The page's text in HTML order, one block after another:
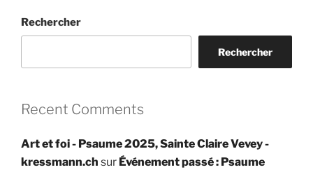
Rechercher
Rechercher
Recent Comments
Art et foi - Psaume 2025, Sainte Claire Vevey -
kressmann.ch sur Événement passé : Psaume